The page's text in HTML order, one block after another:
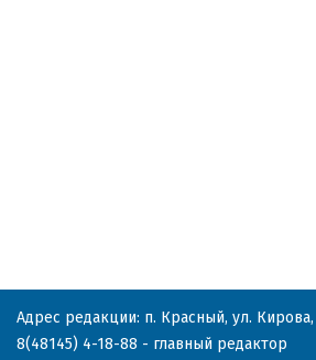
Адрес редакции: п. Красный, ул. Кирова,
8(48145) 4-18-88 - главный редактор